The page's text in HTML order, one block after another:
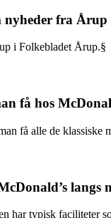
fra Årup
i Folkebladet Årup.§
få hos
få alle de klassiske
langs
har typisk faciliteter